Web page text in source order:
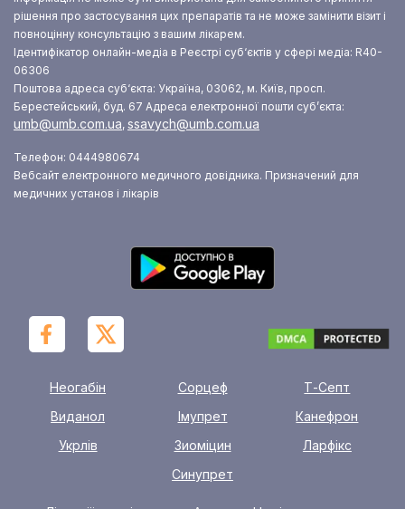
рішення про застосування цих препаратів та не може замінити візит і
повноцінну консультацію з вашим лікарем.
Ідентифікатор онлайн-медіа в Реєстрі суб‘єктів у сфері медіа: R40-
06306
Поштова адреса суб‘єкта: Україна, 03062, м. Київ, просп.
Берестейський, буд. 67 Адреса електронної пошти суб’єкта:
umb@umb.com.ua, ssavych@umb.com.ua
Телефон: 0444980674
Вебсайт електронного медичного довідника. Призначений для
медичних установ і лікарів
Неогабін Сорцеф
Т-Септ
Виданол
Імупрет
Канефрон
Укрлів
Зиоміцин
Ларфікс
Синупрет